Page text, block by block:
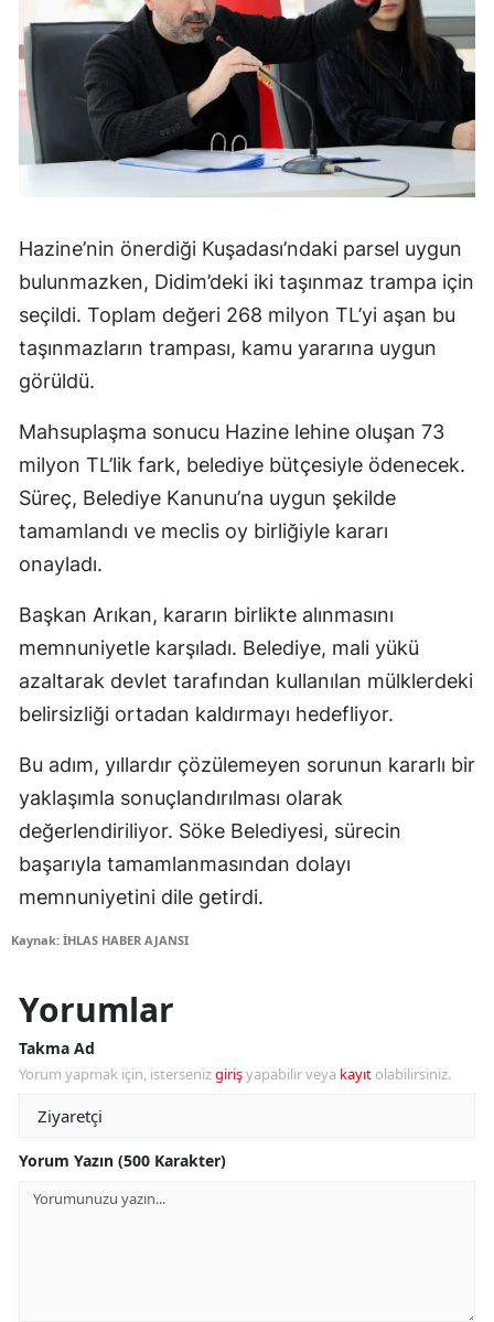
Hazine’nin önerdiği Kuşadası’ndaki parsel uygun
bulunmazken, Didim’deki iki taşınmaz trampa için
seçildi. Toplam değeri 268 milyon TL’yi aşan bu
taşınmazların trampası, kamu yararına uygun
görüldü.
Mahsuplaşma sonucu Hazine lehine oluşan 73
milyon TL’lik fark, belediye bütçesiyle ödenecek.
Süreç, Belediye Kanunu’na uygun şekilde
tamamlandı ve meclis oy birliğiyle kararı
onayladı.
Başkan Arıkan, kararın birlikte alınmasını
memnuniyetle karşıladı. Belediye, mali yükü
azaltarak devlet tarafından kullanılan mülklerdeki
belirsizliği ortadan kaldırmayı hedefliyor.
Bu adım, yıllardır çözülemeyen sorunun kararlı bir
yaklaşımla sonuçlandırılması olarak
değerlendiriliyor. Söke Belediyesi, sürecin
başarıyla tamamlanmasından dolayı
memnuniyetini dile getirdi.
Kaynak: İHLAS HABER AJANSI
Yorumlar
Takma Ad
Yorum yapmak için, istersenizgirişyapabilir veya kayıt olabilirsiniz.
Yorum Yazın (500 Karakter)